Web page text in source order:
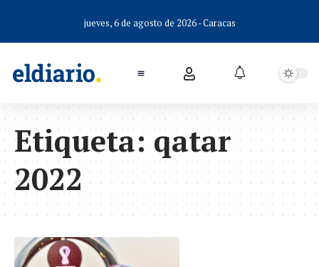
jueves, 6 de agosto de 2026 - Caracas
Etiqueta: qatar
2022